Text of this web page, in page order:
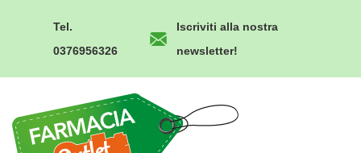
Tel.
0376956326
Iscriviti alla nostra
newsletter!
Outlet